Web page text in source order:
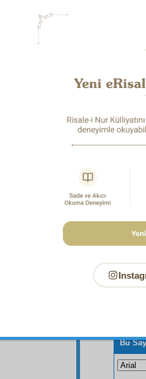
nazar
Dipnot-1
Bu